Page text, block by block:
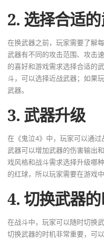
2. 选择合适
在换武器之前，玩家需要了解
武器有不同的攻击范围、攻击
的喜好和游戏需求选择合适的
斗，可以选择近战武器；如果
武器。
3. 武器升级
在《鬼泣4》中，玩家可以通
武器可以增加武器的伤害输出
戏风格和战斗需求选择升级哪
的红球，所以玩家需要在游戏
4. 切换武器
在战斗中，玩家可以随时切换
切换武器的时机非常重要，可